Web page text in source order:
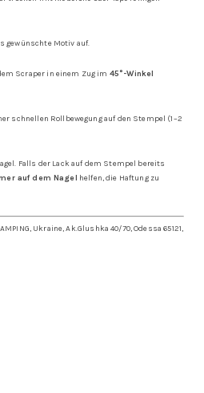
gewünschte Motiv auf.
Scraper in einem Zug im 45°-Winkel
schnellen Rollbewegung auf den Stempel (1–2
Falls der Lack auf dem Stempel bereits
auf dem Nagel helfen, die Haftung zu
Ukraine, Ak.Glushka 40/70, Odessa 65121,